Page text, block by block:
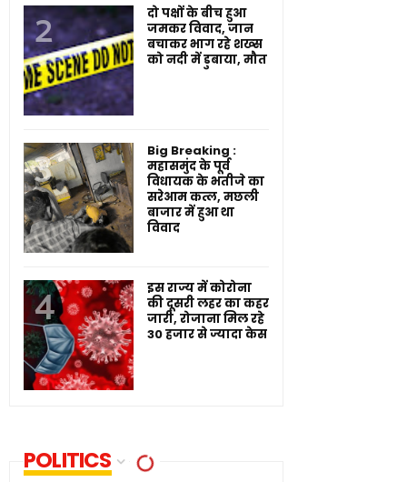
दो पक्षों के बीच हुआ
जमकर विवाद, जान
बचाकर भाग रहे शख्स
को नदी में डुबाया, मौत
Big Breaking :
महासमुंद के पूर्व
विधायक के भतीजे का
सरेआम कत्ल, मछली
बाजार में हुआ था
विवाद
इस राज्य में कोरोना
की दूसरी लहर का कहर
जारी, रोजाना मिल रहे
30 हजार से ज्यादा केस
POLITICS